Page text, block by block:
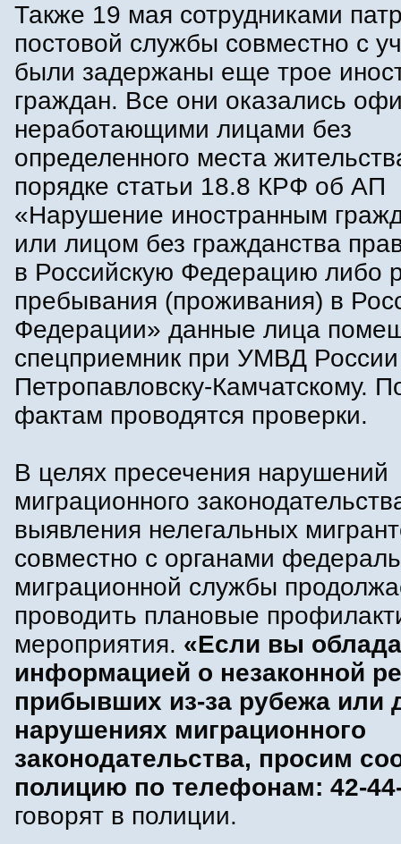
Также 19 мая сотрудниками
постовой службы совместно с
были задержаны еще трое
граждан. Все они оказались
неработающими лицами без
определенного места
порядке статьи 18.8 КРФ об АП
«Нарушение иностранным
или лицом без гражданства
в Российскую Федерацию либо
пребывания (проживания) в
Федерации» данные лица
спецприемник при УМВД России
Петропавловску-Камчатскому.
фактам проводятся проверки.
В целях пресечения нарушений
миграционного
выявления нелегальных
совместно с органами
миграционной службы
проводить плановые
мероприятия. «Если вы
информацией о незаконной
прибывших из-за рубежа или
нарушениях миграционного
законодательства, просим
полицию по телефонам: 42-
говорят в полиции.